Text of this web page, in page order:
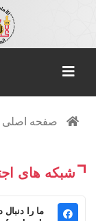
صفحه اصلی
شبکه های
ما را دنبال